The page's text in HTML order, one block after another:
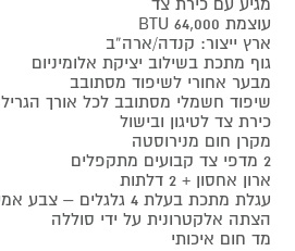
עוצמת 64,000 BTU
ארץ ייצור: קנדה/ארה”ב
גוף מתכת בשילוב יציקת אלומיניום
מבער אחורי לשיפוד מסתובב
שיפוד חשמלי מסתובב לכל אורך הגריל
כירת צד לטיגון ובישול
מקרן חום מנירוסטה
2 מדפי צד קבועים מתקפלים
ארון אחסון + 2 דלתות
עגלת מתכת בעלת 4 גלגלים – צבע אמייל
הצתה אלקטרונית על ידי סוללה
מד חום איכותי